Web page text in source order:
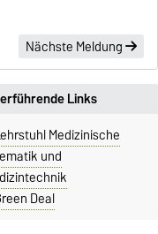
Nächste Meldung
Links
Medizinische
und
Deal